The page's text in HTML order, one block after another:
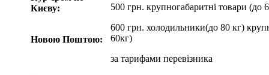
Києву:
Новою Поштою:
500 грн. крупногабаритні товари (до
600 грн. холодильники(до 80 кг)
60кг)
за тарифами перевізника